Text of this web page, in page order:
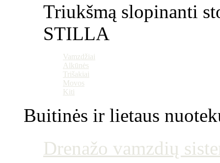
Triukšmą slopinanti
STILLA
Vamzdžiai
Alkūnės
Trišakiai
Movos
Kiti
Buitinės ir lietaus
Drenažo vamzdių